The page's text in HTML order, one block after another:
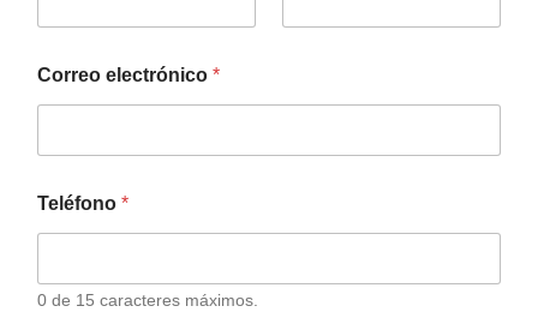
Correo electrónico *
Teléfono *
0 de 15 caracteres máximos.